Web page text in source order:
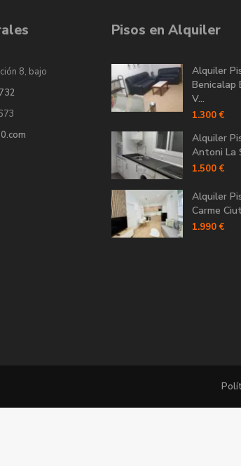
8, bajo
Pisos en Alquiler
Alquiler
Benicalap
V...
1.300 €
Alquiler
Antoni La
1.500 €
Alquiler
Carme
1.990 €